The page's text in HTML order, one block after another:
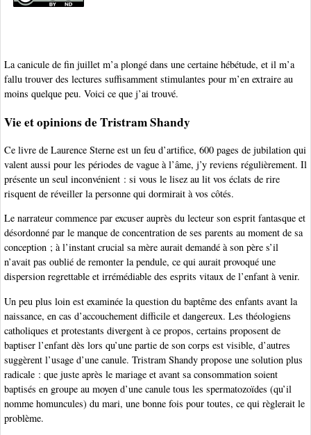
La canicule de fin juillet m’a plongé dans une certaine hébétude, et il m’a
fallu trouver des lectures suffisamment stimulantes pour m’en extraire au
moins quelque peu. Voici ce que j’ai trouvé.
Vie et opinions de Tristram Shandy
Ce livre de Laurence Sterne est un feu d’artifice, 600 pages de jubilation qui
valent aussi pour les périodes de vague à l’âme, j’y reviens régulièrement. Il
présente un seul inconvénient : si vous le lisez au lit vos éclats de rire
risquent de réveiller la personne qui dormirait à vos côtés.
Le narrateur commence par excuser auprès du lecteur son esprit fantasque et
désordonné par le manque de concentration de ses parents au moment de sa
conception ; à l’instant crucial sa mère aurait demandé à son père s’il
n’avait pas oublié de remonter la pendule, ce qui aurait provoqué une
dispersion regrettable et irrémédiable des esprits vitaux de l’enfant à venir.
Un peu plus loin est examinée la question du baptême des enfants avant la
naissance, en cas d’accouchement difficile et dangereux. Les théologiens
catholiques et protestants divergent à ce propos, certains proposent de
baptiser l’enfant dès lors qu’une partie de son corps est visible, d’autres
suggèrent l’usage d’une canule. Tristram Shandy propose une solution plus
radicale : que juste après le mariage et avant sa consommation soient
baptisés en groupe au moyen d’une canule tous les spermatozoïdes (qu’il
nomme homuncules) du mari, une bonne fois pour toutes, ce qui règlerait le
problème.